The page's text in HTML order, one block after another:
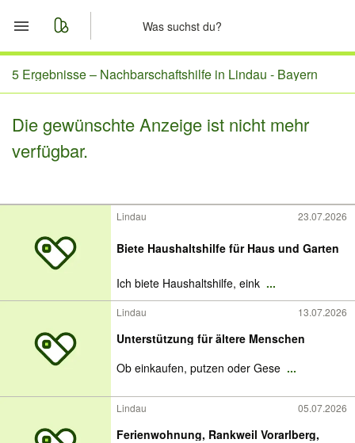
Start
Nachrichten
5 Ergebnisse – Nachbarschaftshilfe in Lindau - Bayern
Die gewünschte Anzeige ist nicht mehr
verfügbar.
Lindau 23.07.2026
Biete Haushaltshilfe für Haus und Garten
Ich biete Haushaltshilfe, eink ...
Lindau 13.07.2026
Unterstützung für ältere Menschen
Ob einkaufen, putzen oder Gese ...
Lindau 05.07.2026
Ferienwohnung, Rankweil Vorarlberg,